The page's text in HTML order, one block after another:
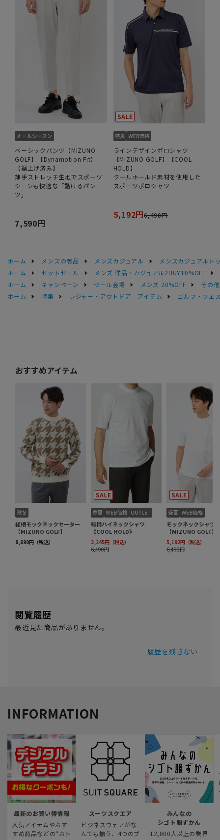
ベーシックパンツ【MIZUNO
GOLF】【Dynamotion Fit】
【裾上げ済み】
薄手ストレッチ生地でスポーツ
シーンも快適な「動けるパン
ツ」
7,590円
ラインデザインポロシャツ
【MIZUNO GOLF】【COOL
HOLD】
クールホールド素材を使用した
スポーツポロシャツ
5,192円6,490円
ホーム メンズの商品 メンズカジュアル
メンズカジュアルト
ホーム
セットセール
メンズ 洋品・カジュアル2BUY10%OFF
ホーム
キャンペーン セール会場 メンズ 20%OFF
その
ホーム
特集 レジャー・アウトドア アイテム ゴルフ・フェ
閲覧履歴
最近見た商品がありません。
履歴を残さない
INFORMATION
最新のお買い得情報
人気アイテムやおす
すめ商品などの“おト
スーツスクエア
ビジネスウェアがな
んでも揃う、4つのブ
みんなの
シゴト服ずかん
12,000人以上の業界